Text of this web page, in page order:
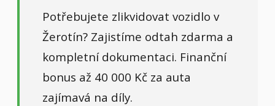
Potřebujete zlikvidovat vozidlo v
Žerotín? Zajistíme odtah zdarma a
kompletní dokumentaci. Finanční
bonus až 40 000 Kč za auta
zajímavá na díly.